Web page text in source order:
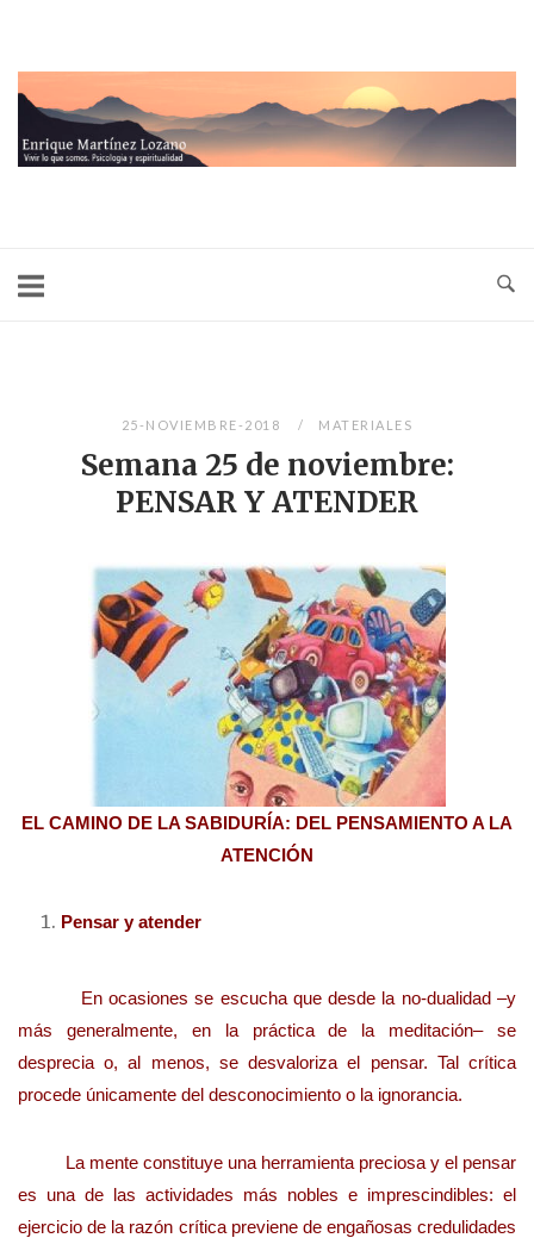
contenido
25-NOVIEMBRE-2018 MATERIALES
Semana 25 de noviembre:
PENSAR Y ATENDER
EL CAMINO DE LA SABIDURÍA: DEL PENSAMIENTO A LA
ATENCIÓN
Pensar y atender
En ocasiones se escucha que desde la no-dualidad –y
más generalmente, en la práctica de la meditación– se
desprecia o, al menos, se desvaloriza el pensar. Tal crítica
procede únicamente del desconocimiento o la ignorancia.
La mente constituye una herramienta preciosa y el pensar
es una de las actividades más nobles e imprescindibles: el
ejercicio de la razón crítica previene de engañosas credulidades